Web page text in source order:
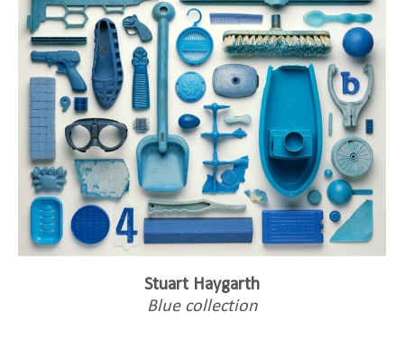
Stuart Haygarth
Blue collection